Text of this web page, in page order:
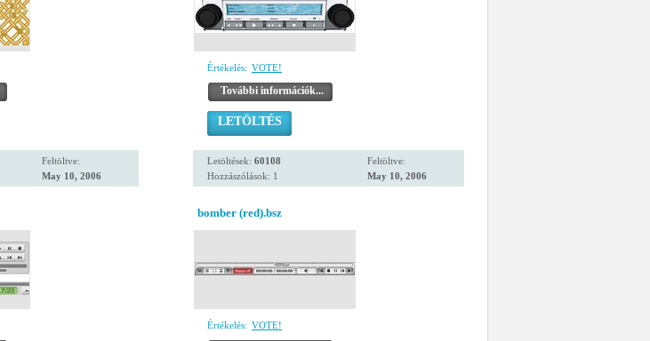
Feltöltve:
May 10, 2006
Értékelés: VOTE!
További információk...
LETÖLTÉS
Letöltések: 60108
Hozzászólások: 1
Feltöltve:
May 10, 2006
bomber (red).bsz
Értékelés: VOTE!